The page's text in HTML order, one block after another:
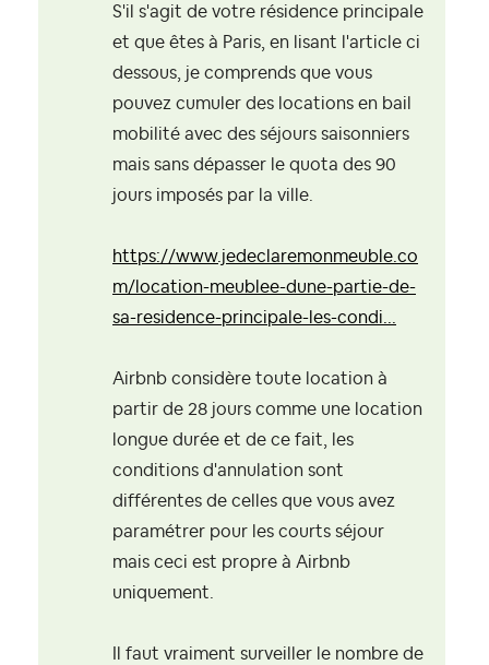
S'il s'agit de votre résidence principale
et que êtes à Paris, en lisant l'article ci
dessous, je comprends que vous
pouvez cumuler des locations en bail
mobilité avec des séjours saisonniers
mais sans dépasser le quota des 90
jours imposés par la ville.
https://www.jedeclaremonmeuble.co
m/location-meublee-dune-partie-de-
sa-residence-principale-les-condi...
Airbnb considère toute location à
partir de 28 jours comme une location
longue durée et de ce fait, les
conditions d'annulation sont
différentes de celles que vous avez
paramétrer pour les courts séjour
mais ceci est propre à Airbnb
uniquement.
Il faut vraiment surveiller le nombre de